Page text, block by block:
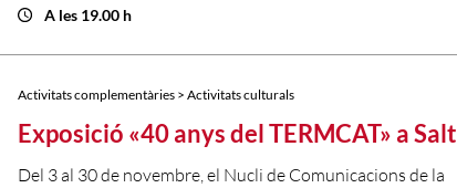
A les 19.00 h
Activitats complementàries > Activitats culturals
Exposició «40 anys del TERMCAT» a Salt
Del 3 al 30 de novembre, el Nucli de Comunicacions de la